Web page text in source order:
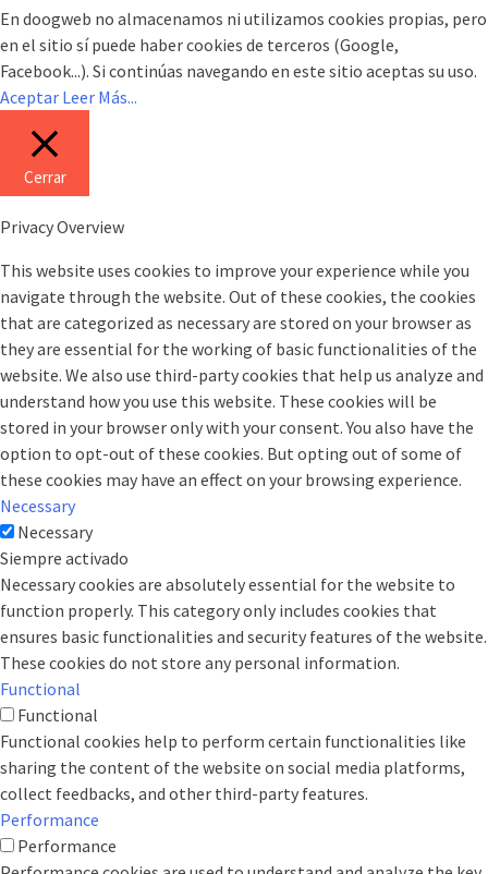
En doogweb no almacenamos ni utilizamos cookies propias, pero
en el sitio sí puede haber cookies de terceros (Google,
Facebook...). Si continúas navegando en este sitio aceptas su uso.
Aceptar Leer Más...
Cerrar
Privacy Overview
This website uses cookies to improve your experience while you
navigate through the website. Out of these cookies, the cookies
that are categorized as necessary are stored on your browser as
they are essential for the working of basic functionalities of the
website. We also use third-party cookies that help us analyze and
understand how you use this website. These cookies will be
stored in your browser only with your consent. You also have the
option to opt-out of these cookies. But opting out of some of
these cookies may have an effect on your browsing experience.
Necessary
Necessary
Siempre activado
Necessary cookies are absolutely essential for the website to
function properly. This category only includes cookies that
ensures basic functionalities and security features of the website.
These cookies do not store any personal information.
Functional
Functional
Functional cookies help to perform certain functionalities like
sharing the content of the website on social media platforms,
collect feedbacks, and other third-party features.
Performance
Performance